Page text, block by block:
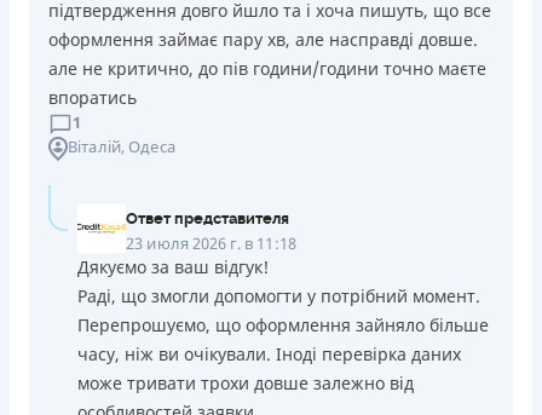
підтвердження довго йшло та і хоча пишуть, що все
оформлення займає пару хв, але насправді довше.
але не критично, до пів години/години точно маєте
впоратись
1
Віталій, Одеса
Ответ представителя
23 июля 2026 г. в 11:18
Дякуємо за ваш відгук!
Раді, що змогли допомогти у потрібний момент.
Перепрошуємо, що оформлення зайняло більше
часу, ніж ви очікували. Іноді перевірка даних
може тривати трохи довше залежно від